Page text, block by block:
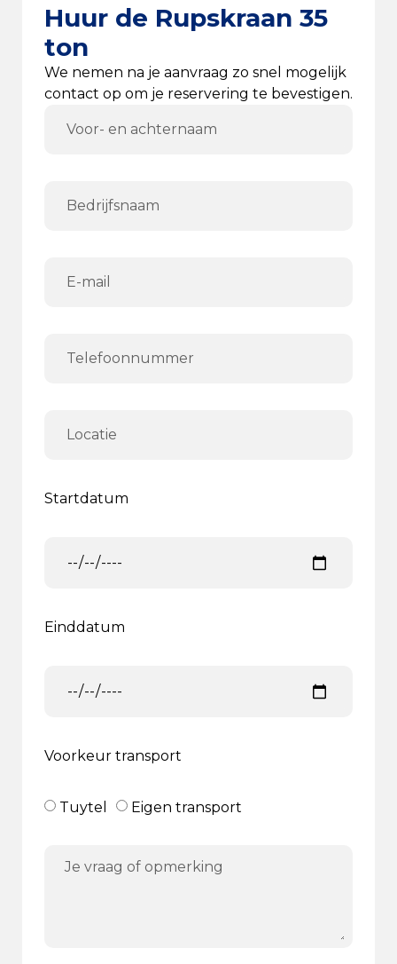
Huur de Rupskraan 35
ton
We nemen na je aanvraag zo snel mogelijk
contact op om je reservering te bevestigen.
Startdatum
Einddatum
Voorkeur transport
Tuytel Eigen transport